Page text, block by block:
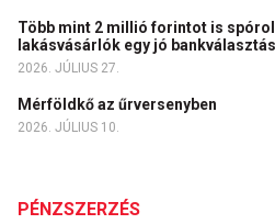
Több mint 2 millió forintot is
lakásvásárlók egy jó
2026. JÚLIUS 27.
Mérföldkő az űrversenyben
2026. JÚLIUS 10.
PÉNZSZERZÉS